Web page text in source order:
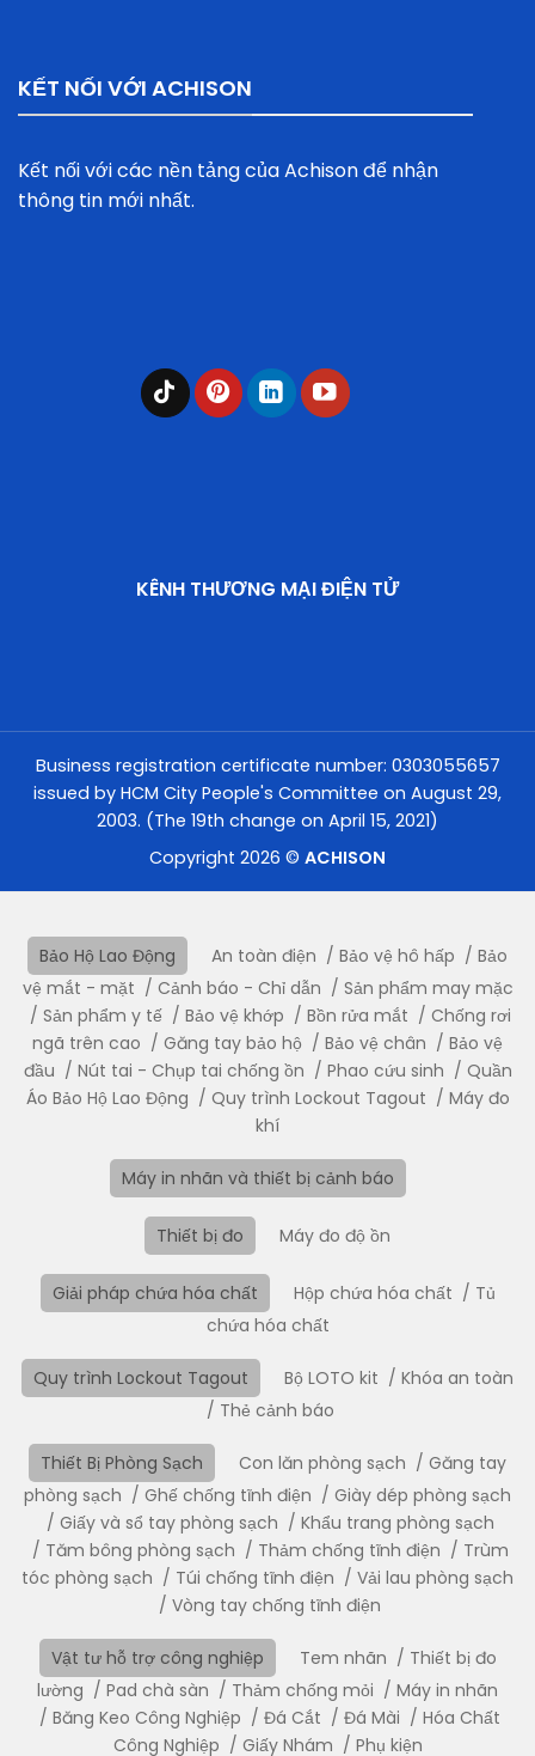
KẾT NỐI VỚI ACHISON
Kết nối với các nền tảng của Achison để nhận
thông tin mới nhất.
KÊNH THƯƠNG MẠI ĐIỆN TỬ
Business registration certificate number: 0303055657
issued by HCM City People's Committee on August 29,
2003. (The 19th change on April 15, 2021)
Copyright 2026 © ACHISON
Bảo Hộ Lao Động An toàn điện Bảo vệ hô hấp
Bảo
vệ mắt - mặt
Cảnh báo - Chỉ dẫn
Sản phẩm may mặc
Sản phẩm y tế
Bảo vệ khớp Bồn rửa mắt
Chống rơi
ngã trên cao
Găng tay bảo hộ Bảo vệ chân
Bảo vệ
đầu
Nút tai - Chụp tai chống ồn Phao cứu sinh
Quần
Áo Bảo Hộ Lao Động
Quy trình Lockout Tagout
Máy đo
khí
Máy in nhãn và thiết bị cảnh báo
Thiết bị đo Máy đo độ ồn
Giải pháp chứa hóa chất Hộp chứa hóa chất
Tủ
chứa hóa chất
Quy trình Lockout Tagout Bộ LOTO kit
Khóa an toàn
Thẻ cảnh báo
Thiết Bị Phòng Sạch Con lăn phòng sạch
Găng tay
phòng sạch
Ghế chống tĩnh điện
Giày dép phòng sạch
Giấy và sổ tay phòng sạch
Khẩu trang phòng sạch
Tăm bông phòng sạch
Thảm chống tĩnh điện
Trùm
tóc phòng sạch
Túi chống tĩnh điện
Vải lau phòng sạch
Vòng tay chống tĩnh điện
Vật tư hỗ trợ công nghiệp Tem nhãn
Thiết bị đo
lường
Pad chà sàn Thảm chống mỏi
Máy in nhãn
Băng Keo Công Nghiệp
Đá Cắt Đá Mài
Hóa Chất
Công Nghiệp
Giấy Nhám Phụ kiện